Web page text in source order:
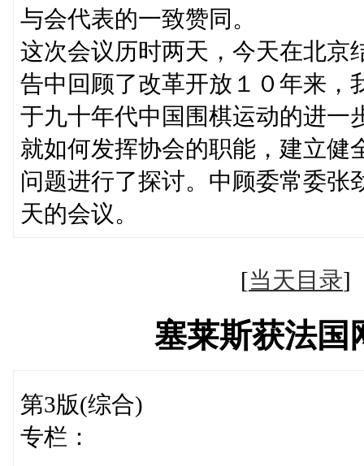
与会代表的一致赞同。
这次会议历时两天，今天在北京
告中回顾了改革开放１０年来，
于九十年代中国围棋运动的进一
就如何发挥协会的职能，建立健
问题进行了探讨。中顾委常委张
天的会议。
[当天目录
塞莱斯获法国
第3版(综合)
专栏：